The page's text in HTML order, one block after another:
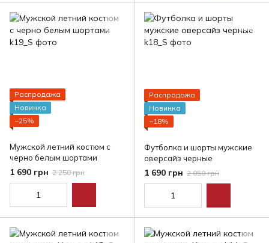
Распродажа
Новинка
−25%
Мужской летний костюм с
черно белым шортами
1 690 грн 2 250 грн
Распродажа
Новинка
−18%
Футболка и шорты мужские
оверсайз черные
1 690 грн 2 050 грн